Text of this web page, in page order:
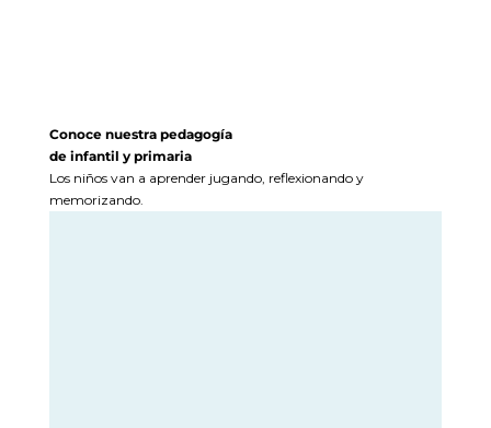
Conoce nuestra pedagogía
de infantil y primaria
Los niños van a aprender jugando, reflexionando y
memorizando.